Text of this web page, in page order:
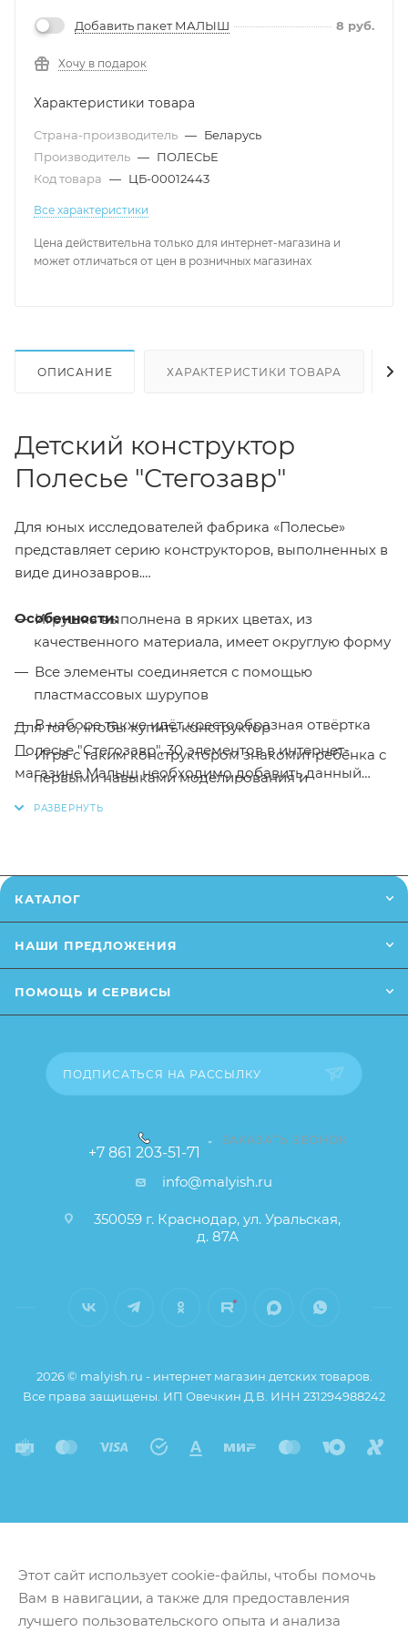
Добавить пакет МАЛЫШ 8 руб.
Хочу в подарок
Характеристики товара
Страна-производитель — Беларусь
Производитель — ПОЛЕСЬЕ
Код товара — ЦБ-00012443
Все характеристики
Цена действительна только для интернет-магазина и
может отличаться от цен в розничных магазинах
ОПИСАНИЕ ХАРАКТЕРИСТИКИ ТОВАРА
Детский конструктор
Полесье "Стегозавр"
Для юных исследователей фабрика «Полесье»
представляет серию конструкторов, выполненных в
виде динозавров.
Особенности:
Игрушка выполнена в ярких цветах, из
качественного материала, имеет округлую форму
Все элементы соединяется с помощью
пластмассовых шурупов
В наборе также идёт крестообразная отвёртка
Игра с таким конструктором знакомит ребёнка с
первыми навыками моделирования и
Для того, чтобы купить конструктор
Полесье "Стегозавр", 30 элементов в интернет-
магазине Малыш необходимо добавить данный
от описания и изображения, размещенного на
изменения в дизайне или упаковке и т.д., не
товара), при этом основные потребительские
КАТАЛОГ
НАШИ ПРЕДЛОЖЕНИЯ
ПОМОЩЬ И СЕРВИСЫ
ПОДПИСАТЬСЯ НА РАССЫЛКУ
+7 861 203-51-71
ЗАКАЗАТЬ ЗВОНОК
info@malyish.ru
350059 г. Краснодар, ул. Уральская,
д. 87А
2026 © malyish.ru - интернет магазин детских товаров.
Все права защищены. ИП Овечкин Д.В. ИНН 231294988242
Этот сайт использует cookie-файлы, чтобы помочь
Вам в навигации, а также для предоставления
лучшего пользовательского опыта и анализа